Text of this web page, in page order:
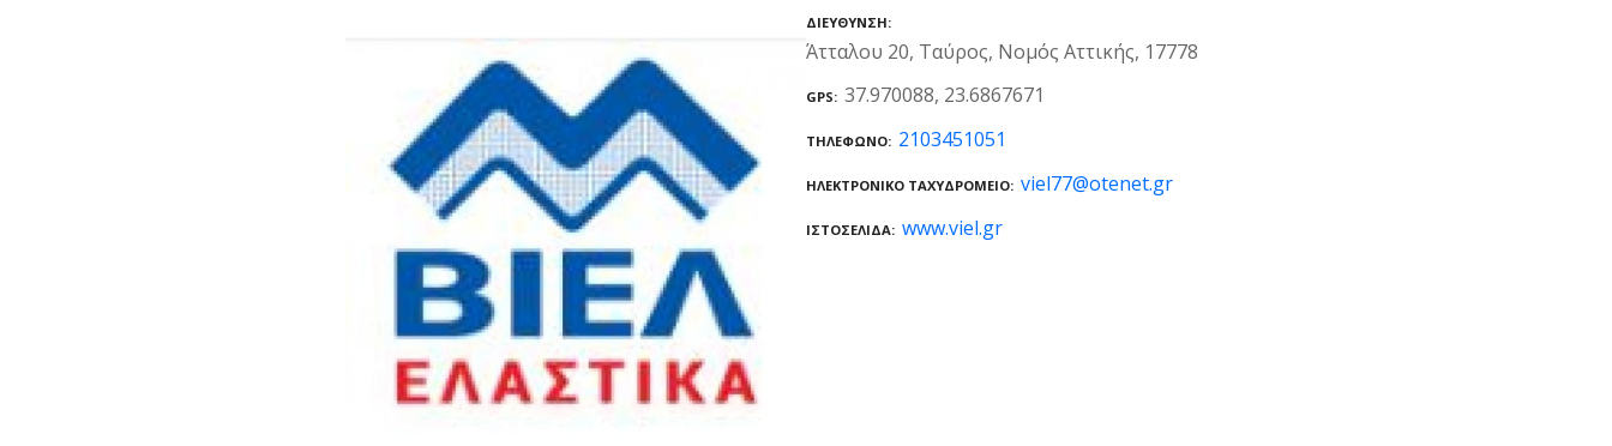
ΔΙΕΎΘΥΝΣΗ
Άτταλου 20, Ταύρος, Νομός Αττικής, 17778
GPS 37.970088, 23.6867671
ΤΗΛΈΦΩΝΟ 2103451051
ΗΛΕΚΤΡΟΝΙΚΌ ΤΑΧΥΔΡΟΜΕΊΟ viel77@otenet.gr
ΙΣΤΟΣΕΛΊΔΑ www.viel.gr